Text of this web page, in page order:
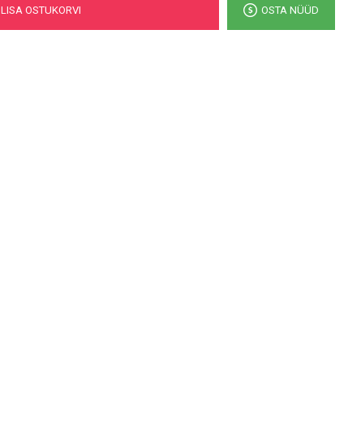
LISA OSTUKORVI OSTA NÜÜD